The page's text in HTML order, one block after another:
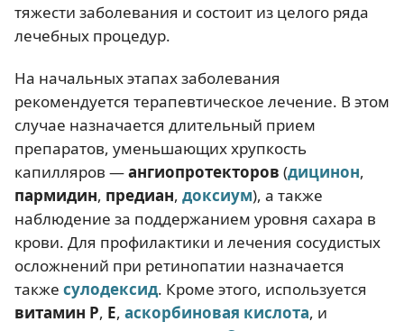
тяжести заболевания и состоит из целого ряда
лечебных процедур.
На начальных этапах заболевания
рекомендуется терапевтическое лечение. В этом
случае назначается длительный прием
препаратов, уменьшающих хрупкость
капилляров —ангиопротекторов (дицинон,
пармидин, предиан, доксиум), а также
наблюдение за поддержанием уровня сахара в
крови. Для профилактики и лечения сосудистых
осложнений при ретинопатии назначается
также сулодексид. Кроме этого, используется
витамин Р, Е, аскорбиновая кислота, и